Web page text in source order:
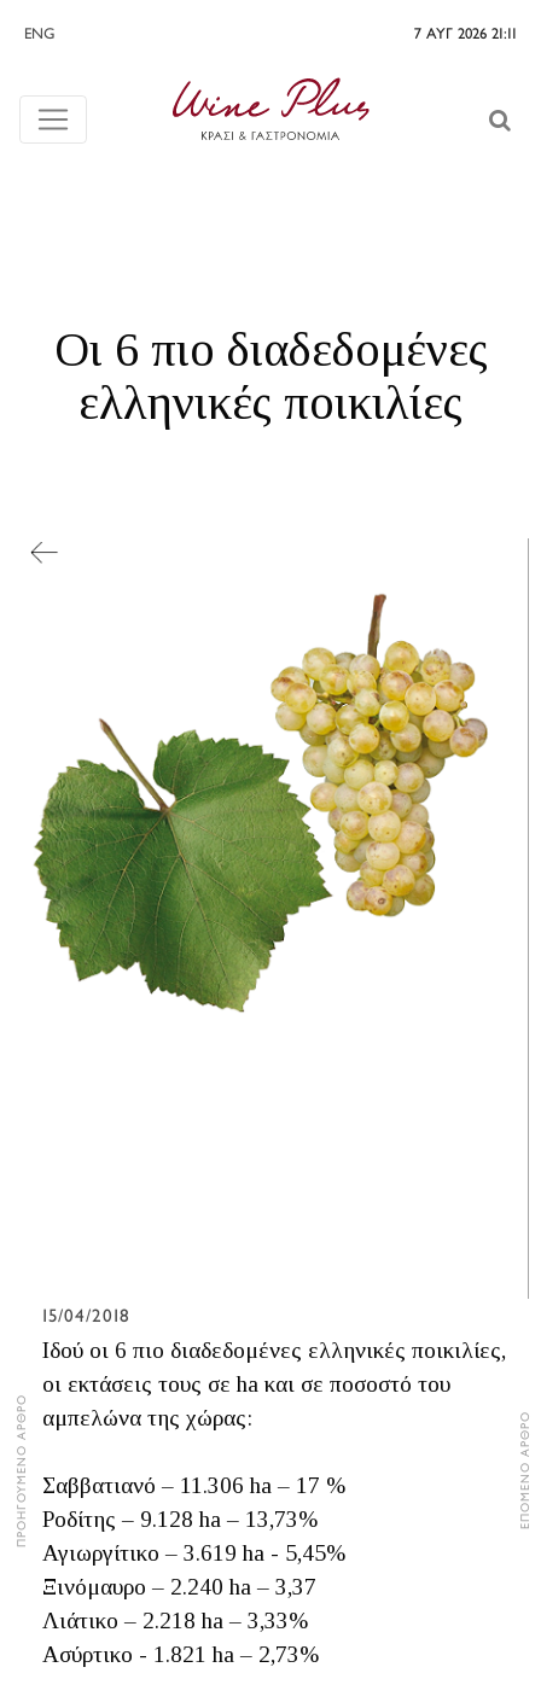
ENG 7 ΑΥΓ 2026 21:12
ΠΡΟΗΓΟΥΜΕΝΟ ΑΡΘΡΟ ΕΠΟΜΕΝΟ ΑΡΘΡΟ
Oι 6 πιο διαδεδομένες
ελληνικές ποικιλίες
15/04/2018
Ιδού οι 6 πιο διαδεδομένες ελληνικές ποικιλίες,
οι εκτάσεις τους σε ha και σε ποσοστό του
αμπελώνα της χώρας:
Σαββατιανό – 11.306 ha – 17 %
Ροδίτης – 9.128 ha – 13,73%
Αγιωργίτικο – 3.619 ha - 5,45%
Ξινόμαυρο – 2.240 ha – 3,37
Λιάτικο – 2.218 ha – 3,33%
Ασύρτικο - 1.821 ha – 2,73%